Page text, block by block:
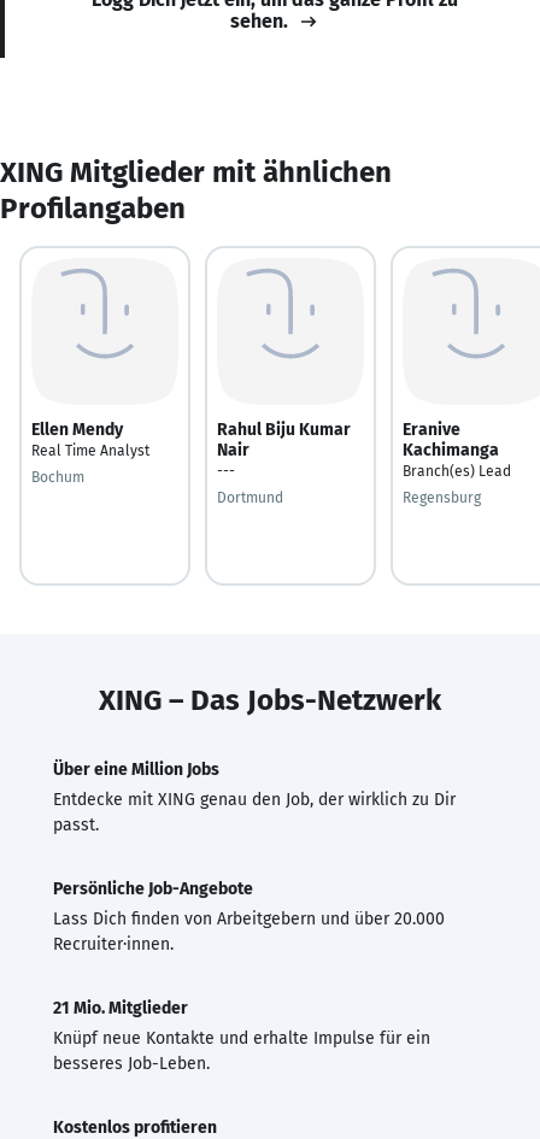
sehen.
XING Mitglieder mit ähnlichen
Profilangaben
Ellen Mendy
Real Time Analyst
Bochum
Rahul Biju Kumar
Nair
---
Dortmund
Eranive
Kachimanga
Branch(es) Lead
Regensburg
XING – Das Jobs-Netzwerk
Über eine Million Jobs
Entdecke mit XING genau den Job, der wirklich zu Dir
passt.
Persönliche Job-Angebote
Lass Dich finden von Arbeitgebern und über 20.000
Recruiter·innen.
21 Mio. Mitglieder
Knüpf neue Kontakte und erhalte Impulse für ein
besseres Job-Leben.
Kostenlos profitieren